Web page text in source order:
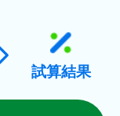
試算結果